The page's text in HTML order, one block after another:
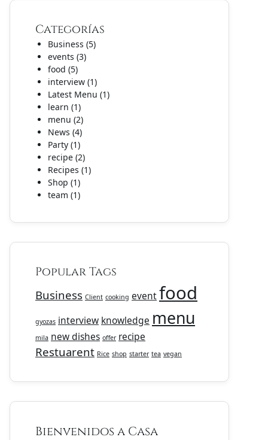
Categorías
Business (5)
events (3)
food (5)
interview (1)
Latest Menu (1)
learn (1)
menu (2)
News (4)
Party (1)
recipe (2)
Recipes (1)
Shop (1)
team (1)
Popular Tags
Business Client cooking eventfood
gyozas interview knowledge menu
mila new dishes offer recipe
Restuarent Rice shop starter tea vegan
Bienvenidos a Casa